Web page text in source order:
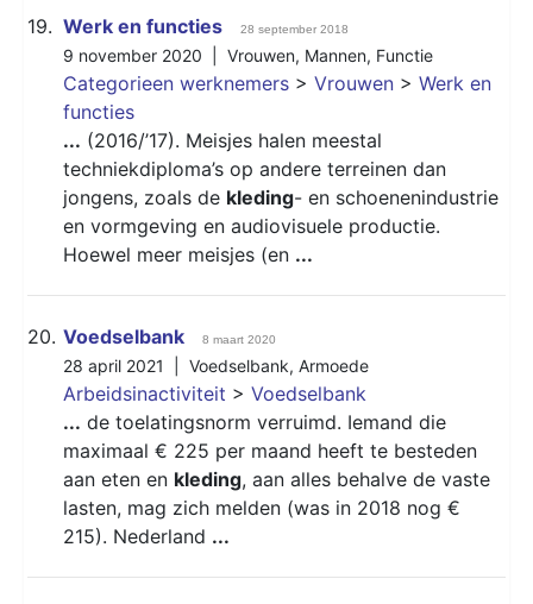
19. Werk en functies 28 september 2018
9 november 2020 | Vrouwen, Mannen, Functie
Categorieen werknemers > Vrouwen > Werk en
functies
... (2016/’17). Meisjes halen meestal
techniekdiploma’s op andere terreinen dan
jongens, zoals de kleding- en schoenenindustrie
en vormgeving en audiovisuele productie.
Hoewel meer meisjes (en ...
20. Voedselbank 8 maart 2020
28 april 2021 | Voedselbank, Armoede
Arbeidsinactiviteit > Voedselbank
... de toelatingsnorm verruimd. Iemand die
maximaal € 225 per maand heeft te besteden
aan eten en kleding, aan alles behalve de vaste
lasten, mag zich melden (was in 2018 nog €
215). Nederland ...